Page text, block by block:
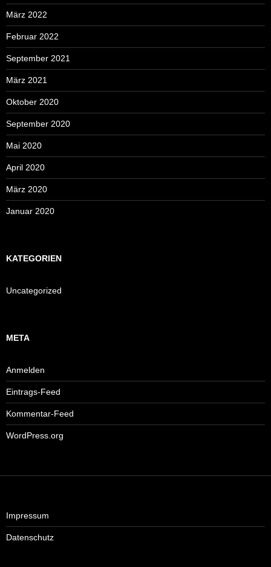
März 2022
Februar 2022
September 2021
März 2021
Oktober 2020
September 2020
Mai 2020
April 2020
März 2020
Januar 2020
KATEGORIEN
Uncategorized
META
Anmelden
Eintrags-Feed
Kommentar-Feed
WordPress.org
Impressum
Datenschutz